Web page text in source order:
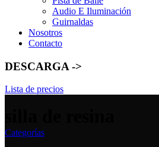
Audio E Iluminación
Guirnaldas
Nosotros
Contacto
DESCARGA ->
Lista de precios
Categorías